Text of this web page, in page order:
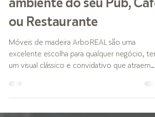
ArboREAL para decorar o
ambiente do seu Pub, Café
ou Restaurante
Móveis de madeira ArboREAL são uma